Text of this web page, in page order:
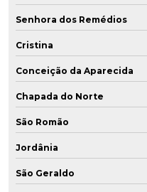
Senhora dos Remédios
Cristina
Conceição da Aparecida
Chapada do Norte
São Romão
Jordânia
São Geraldo